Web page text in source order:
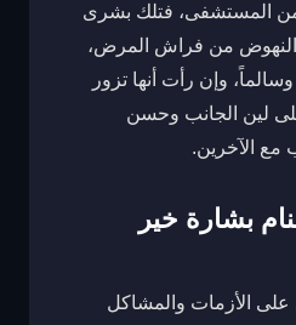
من المستشفى، فتلك بشرى
والنهوض من فراش المرض،
وإن رأت أنها تزور
لين الجانب وحسن
مع الآخرين.
بشارة خير
الأزمات والمشاكل